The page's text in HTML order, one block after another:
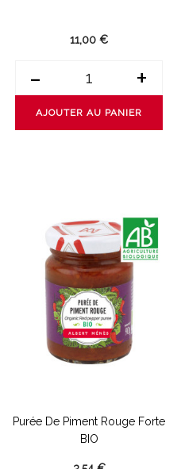
11,00 €
- +
AJOUTER AU PANIER
Purée De Piment Rouge Forte
BIO